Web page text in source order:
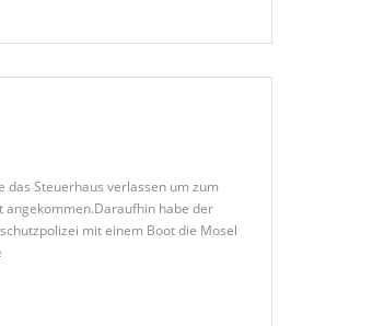
Steuerhaus verlassen um zum
angekommen.Daraufhin habe der
mit einem Boot die Mosel